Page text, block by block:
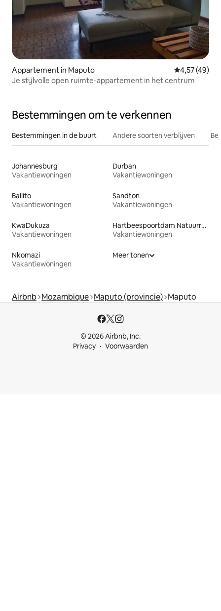
Appartement in Maputo Gemiddelde
4,57 (49)
Je stijlvolle open ruimte-appartement in het centrum
Bestemmingen om te verkennen
Bestemmingen in de buurt Andere soorten verblijven
Johannesburg
Vakantiewoningen
Durban
Vakantiewoningen
Ballito
Vakantiewoningen
Sandton
Vakantiewoningen
KwaDukuza
Vakantiewoningen
Hartbeespoortdam Natuurreservaat
Vakantiewoningen
Nkomazi
Vakantiewoningen
Meer tonen
Airbnb Mozambique Maputo (provincie) Maputo
© 2026 Airbnb, Inc.
Privacy
Voorwaarden